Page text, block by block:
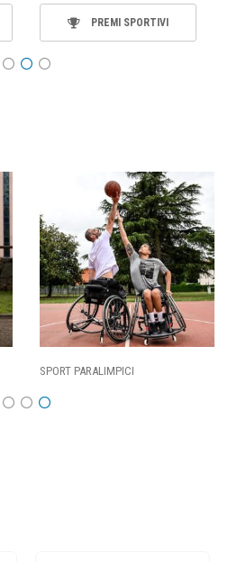
PREMI SPORTIVI
SPORT PARALIMPICI